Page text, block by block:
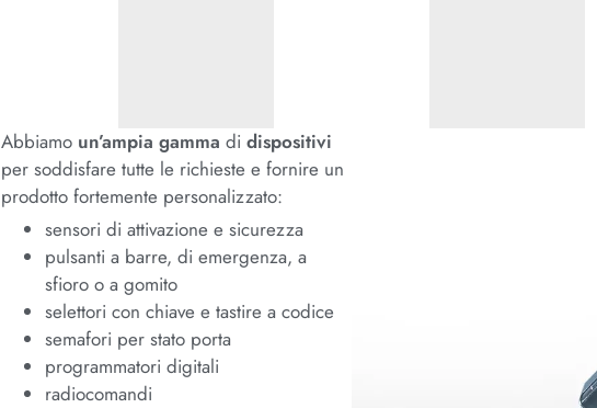
Abbiamo un’ampia gamma di dispositivi
per soddisfare tutte le richieste e fornire un
prodotto fortemente personalizzato:
sensori di attivazione e sicurezza
pulsanti a barre, di emergenza, a
sfioro o a gomito
selettori con chiave e tastire a codice
semafori per stato porta
programmatori digitali
radiocomandi